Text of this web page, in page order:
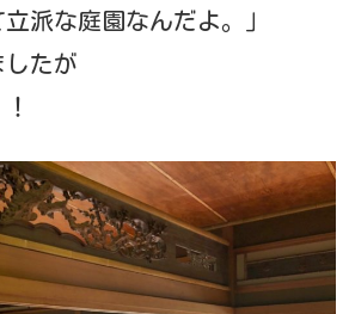
立派な庭園なんだよ。」
したが